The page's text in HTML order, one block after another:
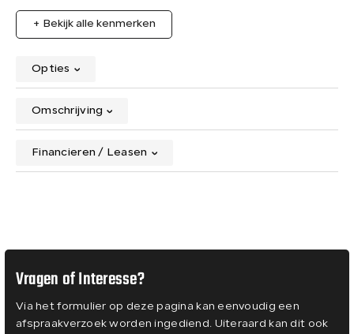
+ Bekijk alle kenmerken
Opties
Omschrijving
Financieren / Leasen
Vragen of Interesse?
Via het formulier op deze pagina kan eenvoudig een
afspraakverzoek worden ingediend. Uiteraard kan dit ook